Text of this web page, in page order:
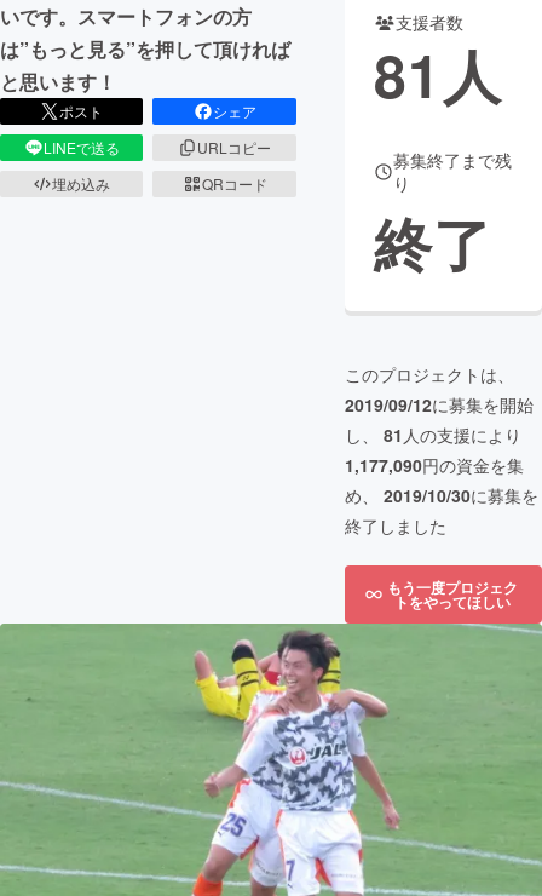
いです。スマートフォンの方
は”もっと見る”を押して頂ければ
と思います！
ポスト
シェア
LINEで送る
URLコピー
埋め込み
QRコード
支援者数
81 人
募集終了まで残
り
終了
このプロジェクトは、
2019/09/12に募集を開始
し、 81 人の支援により
1,177,090円の資金を集
め、 2019/10/30に募集を
終了しました
もう一度プロジェク
トをやってほしい